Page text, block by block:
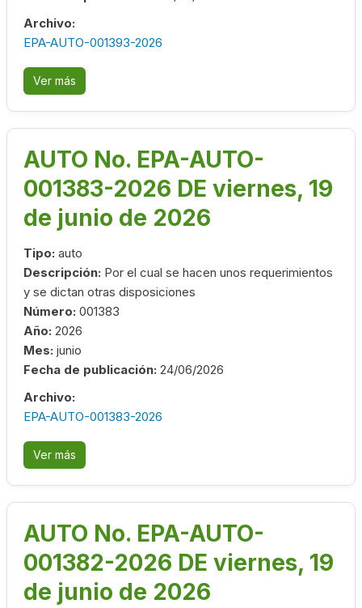
Archivo:
EPA-AUTO-001393-2026
Ver más
AUTO No. EPA-AUTO-
001383-2026 DE viernes, 19
de junio de 2026
Tipo: auto
Descripción: Por el cual se hacen unos requerimientos
y se dictan otras disposiciones
Número: 001383
Año: 2026
Mes: junio
Fecha de publicación: 24/06/2026
Archivo:
EPA-AUTO-001383-2026
Ver más
AUTO No. EPA-AUTO-
001382-2026 DE viernes, 19
de junio de 2026